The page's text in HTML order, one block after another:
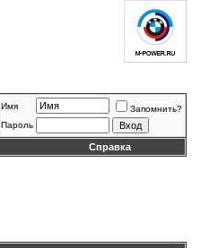
Имя
Запомнить?
Пароль
Справка